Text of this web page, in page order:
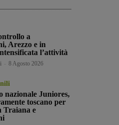
a
Arezzo e in
l’attività
8 Agosto 2026
nazionale Juniores,
toscano per
Traiana e